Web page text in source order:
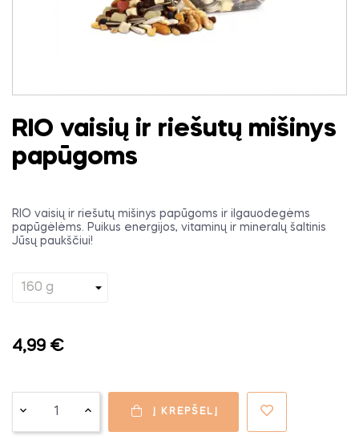
RIO vaisių ir riešutų mišinys
papūgoms
RIO vaisių ir riešutų mišinys papūgoms ir ilgauodegėms
papūgėlėms. Puikus energijos, vitaminų ir mineralų šaltinis
Jūsų paukščiui!
4,99 €
Į KREPŠELĮ